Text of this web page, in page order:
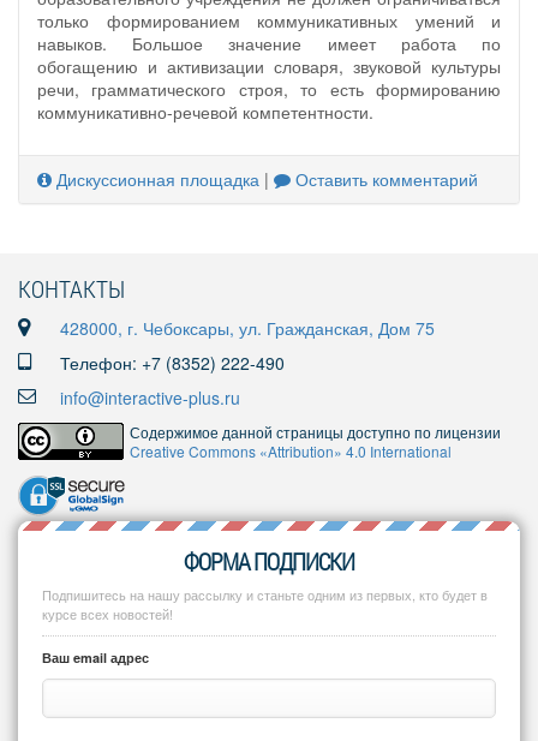
только формированием коммуникативных умений и
навыков. Большое значение имеет работа по
обогащению и активизации словаря, звуковой культуры
речи, грамматического строя, то есть формированию
коммуникативно-речевой компетентности.
Дискуссионная площадка | Оставить комментарий
КОНТАКТЫ
428000, г. Чебоксары, ул. Гражданская, Дом 75
Телефон: +7 (8352) 222-490
info@interactive-plus.ru
Содержимое данной страницы доступно по лицензии
Creative Commons «Attribution» 4.0 International
ФОРМА ПОДПИСКИ
Подпишитесь на нашу рассылку и станьте одним из первых, кто будет в
курсе всех новостей!
Ваш email адрес